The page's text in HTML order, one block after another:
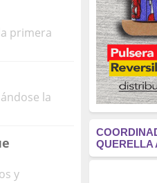
primera
la
y
Cultura
Guerra
mujer
Eventos
QUERELLA